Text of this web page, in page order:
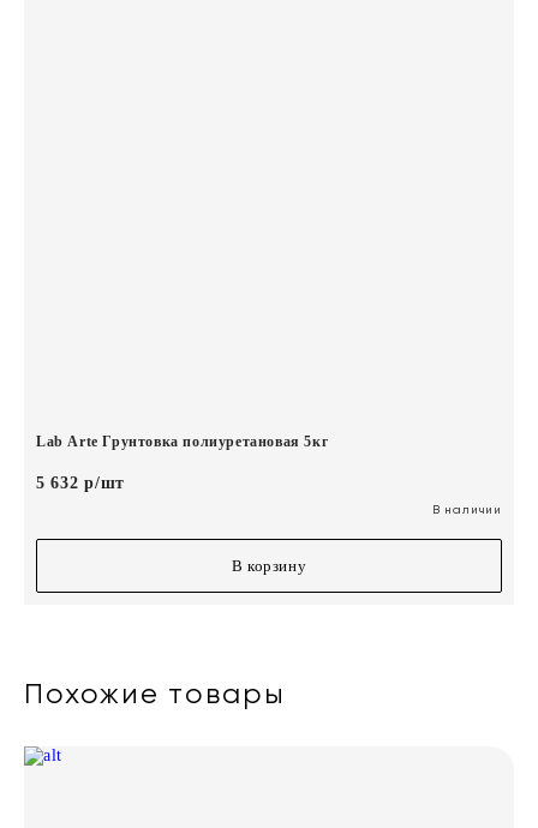
Lab Arte Грунтовка полиуретановая 5кг
5 632 р/шт
В наличии
В корзину
Похожие товары